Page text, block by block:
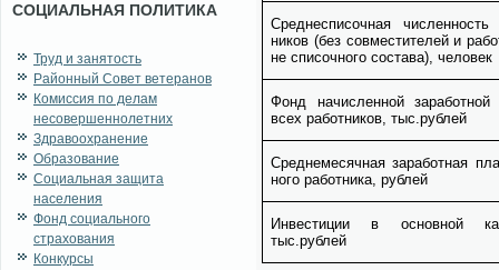
СОЦИАЛЬНАЯ ПОЛИТИКА
Труд и занятость
Районный Совет ветеранов
Комиссия по делам
несовершеннолетних
Здравоохранение
Образование
Социальная защита
населения
Фонд социального
страхования
Конкурсы
Сред­не­спи­соч­ная чис­лен­ность
ни­ков (без сов­ме­сти­те­лей и
не спи­соч­но­го со­ста­ва), че­ло­век
Фонд на­чис­лен­ной за­ра­бот­ной
всех ра­бот­ни­ков, тыс.руб­лей
Сред­не­ме­сяч­ная за­ра­бот­ная
но­го ра­бот­ни­ка, руб­лей
Ин­ве­сти­ции в ос­нов­ной
тыс.руб­лей